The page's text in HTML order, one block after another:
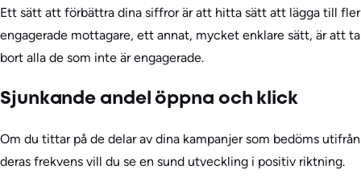
Ett sätt att förbättra dina siffror är att hitta sätt att lägga till fler
engagerade mottagare, ett annat, mycket enklare sätt, är att ta
bort alla de som inte är engagerade.
Sjunkande andel öppna och klick
Om du tittar på de delar av dina kampanjer som bedöms utifrån
deras frekvens vill du se en sund utveckling i positiv riktning.